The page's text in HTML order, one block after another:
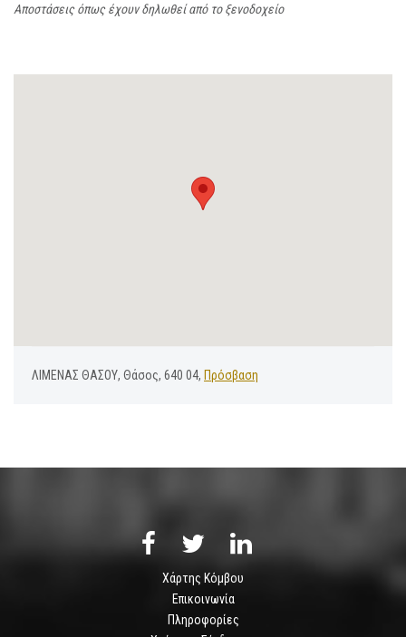
Αποστάσεις όπως έχουν δηλωθεί από το ξενοδοχείο
ΛΙΜΕΝΑΣ ΘΑΣΟΥ, Θάσος, 640 04, Πρόσβαση
Χάρτης Κόμβου
Επικοινωνία
Πληροφορίες